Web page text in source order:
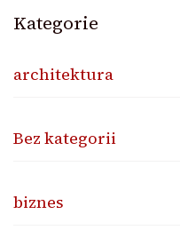
Kategorie
architektura
Bez kategorii
biznes